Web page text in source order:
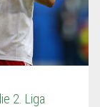
2. Liga